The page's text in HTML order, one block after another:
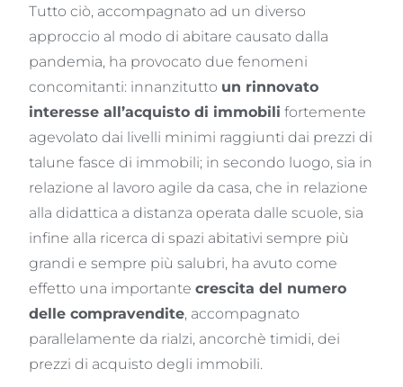
Tutto ciò, accompagnato ad un diverso
approccio al modo di abitare causato dalla
pandemia, ha provocato due fenomeni
concomitanti: innanzitutto un rinnovato
interesse all’acquisto di immobili fortemente
agevolato dai livelli minimi raggiunti dai prezzi di
talune fasce di immobili; in secondo luogo, sia in
relazione al lavoro agile da casa, che in relazione
alla didattica a distanza operata dalle scuole, sia
infine alla ricerca di spazi abitativi sempre più
grandi e sempre più salubri, ha avuto come
effetto una importantecrescita del numero
delle compravendite, accompagnato
parallelamente da rialzi, ancorchè timidi, dei
prezzi di acquisto degli immobili.